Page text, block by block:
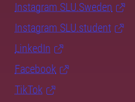
Instagram SLU.Sweden
Instagram SLU.student
LinkedIn
Facebook
TikTok